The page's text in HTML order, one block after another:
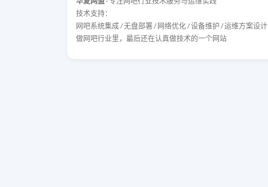
技术支持：
网吧系统集成 / 无盘部署 / 网络优化 / 设备维护 / 运维方案设
做网吧行业里，最后还在认真做技术的一个网站